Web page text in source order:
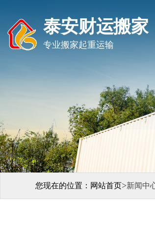
泰安财运搬家
专业搬家起重运输
您现在的位置： 网站首页>新闻中